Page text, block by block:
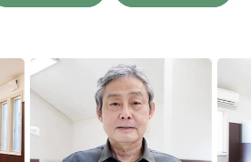
Next